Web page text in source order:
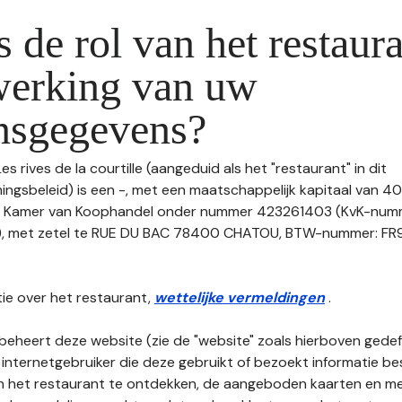
de rol van het
van uw
rives de la courtille (aangeduid als het "restaurant" in dit
is een -, met een maatschappelijk kapitaal van
van Koophandel onder nummer 423261403 (KvK-
zetel te RUE DU BAC 78400 CHATOU, BTW-nummer:
over het restaurant, wettelijke vermeldingen.
deze website (zie de "website" zoals hierboven
die deze gebruikt of bezoekt informatie
restaurant te ontdekken, de aangeboden kaarten en